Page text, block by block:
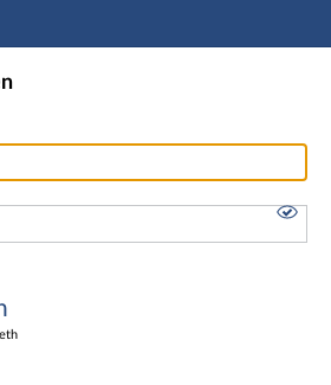
Hauptnavigation
Shibboleth Login